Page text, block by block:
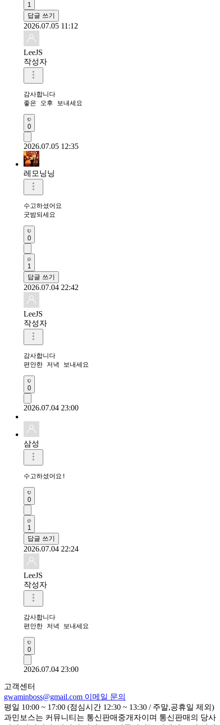
1
답글 쓰기
2026.07.05 11:12
LeeJS
작성자
감사합니다
좋은 오후 보내세요
0
2026.07.05 12:35
레모닝닝
수고하셨어요
굿밤되세요
0
1
답글 쓰기
2026.07.04 22:42
LeeJS
작성자
감사합니다
편안한 저녁 보내세요
0
2026.07.04 23:00
삼성
수고하셨어요!
0
1
답글 쓰기
2026.07.04 22:24
LeeJS
작성자
감사합니다
편안한 저녁 보내세요
0
2026.07.04 23:00
고객센터
gwaminboss@gmail.com 이메일 문의
평일 10:00 ~ 17:00 (점심시간 12:30 ~ 13:30 / 주말,공휴일 제외)
과민보스는 커뮤니티는 통신판매중개자이며 통신판매의 당사